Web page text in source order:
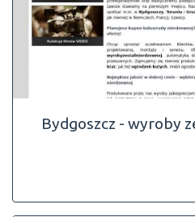
Bydgoszcz - wyroby